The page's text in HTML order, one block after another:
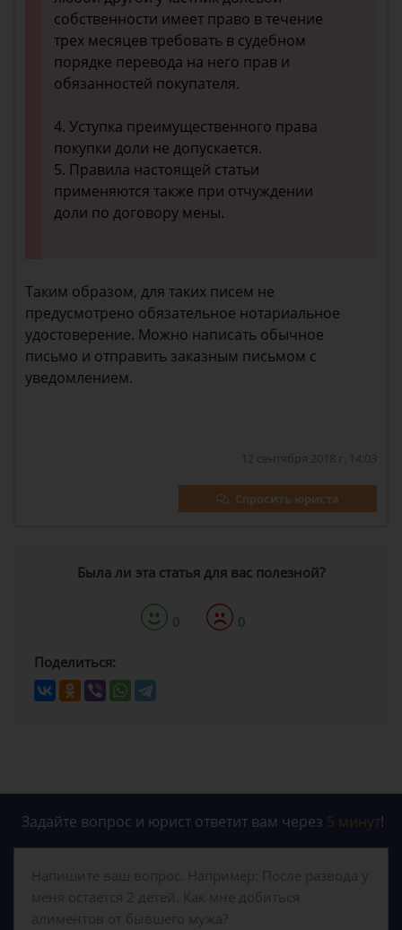
собственности имеет право в течение
трех месяцев требовать в судебном
порядке перевода на него прав и
обязанностей покупателя.
4. Уступка преимущественного права
покупки доли не допускается.
5. Правила настоящей статьи
применяются также при отчуждении
доли по договору мены.
Таким образом, для таких писем не
предусмотрено обязательное нотариальное
удостоверение. Можно написать обычное
письмо и отправить заказным письмом с
уведомлением.
12 сентября 2018 г. 14:03
Спросить юриста
Была ли эта статья для вас полезной?
0 0
Поделиться:
Задайте вопрос и юрист ответит вам через 5 минут!